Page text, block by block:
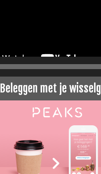
Beleggen met je